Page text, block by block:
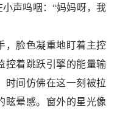
声呜咽：“妈妈呀，我
，脸色凝重地盯着主控
控着跳跃引擎的能量输
时间仿佛在这一刻被拉
眩晕感。窗外的星光像